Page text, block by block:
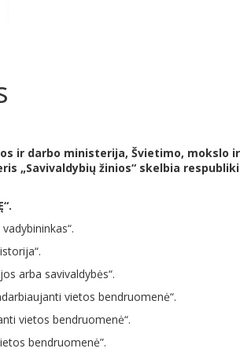
ir darbo ministerija, Švietimo, mokslo
„Savivaldybių žinios“skelbia
arba savivaldybės“.
vietos bendruomenė“.
vietos bendruomenė“.
bendruomenė”.